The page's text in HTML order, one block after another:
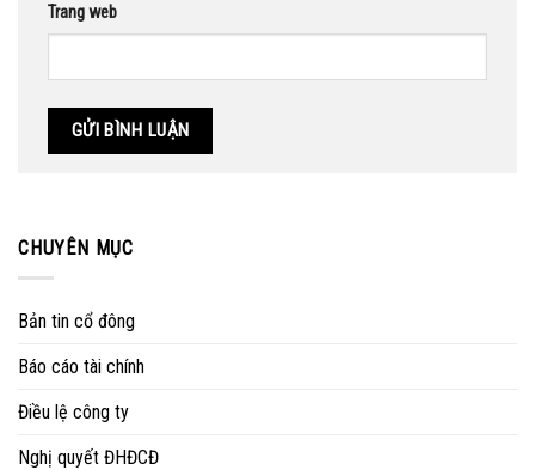
Trang web
CHUYÊN MỤC
Bản tin cổ đông
Báo cáo tài chính
Điều lệ công ty
Nghị quyết ĐHĐCĐ